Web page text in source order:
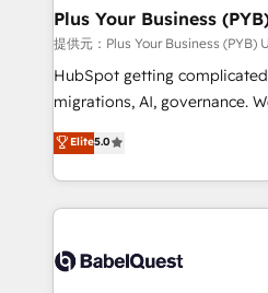
architectures that accelerate
performance. - Multi-object CRM migration, cleanup,
and implementation. - Pre-
integrations across your full
- Dashboards, lifecycle
nurturing sequences. - Cross-
scalable retainers. Let’s make HubSpot your most
powerful growth engine. Built
Plus Your Business
提供元：Plus Your Business (PYB)
HubSpot getting
migrations, AI, governance. We organise that
complexity, so your team
Welcome to our Profile! We help
implementation, reports,
training • CRM migration
custom API integrations with
Elite5.0